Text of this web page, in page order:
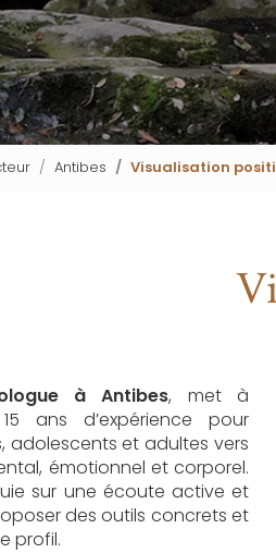
Antibes Visualisation
à Antibes, met à
ans d’expérience pour
et adultes vers
émotionnel et corporel.
sur une écoute active et
des outils concrets et
profil.